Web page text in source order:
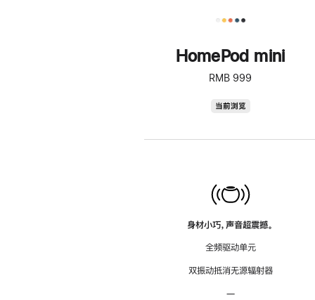
HomePod mini
RMB 999
当前浏览
身材小巧，声音超震撼。
全频驱动单元
双振动抵消无源辐射器
—